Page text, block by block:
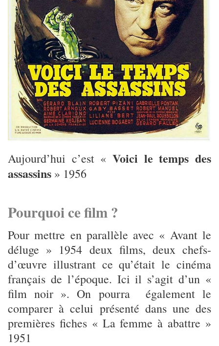
Aujourd’hui c’est « Voici le temps des
assassins » 1956
Pourquoi ce film ?
Pour mettre en parallèle avec « Avant le
déluge » 1954 deux films, deux chefs-
d’œuvre illustrant ce qu’était le cinéma
français de l’époque. Ici il s’agit d’un «
film noir ». On pourra également le
comparer à celui présenté dans une des
premières fiches « La femme à abattre »
1951